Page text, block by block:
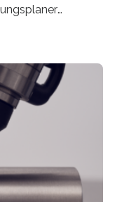
kann
mehr Kontrolle
ebenfalls neue
die Software
FACHPACK